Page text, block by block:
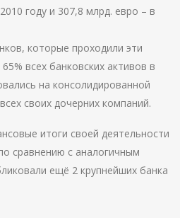
году и 307,8 млрд. евро – в
которые проходили эти
всех банковских активов в
на консолидированной
своих дочерних компаний.
итоги своей деятельности
сравнению с аналогичным
ещё 2 крупнейших банка